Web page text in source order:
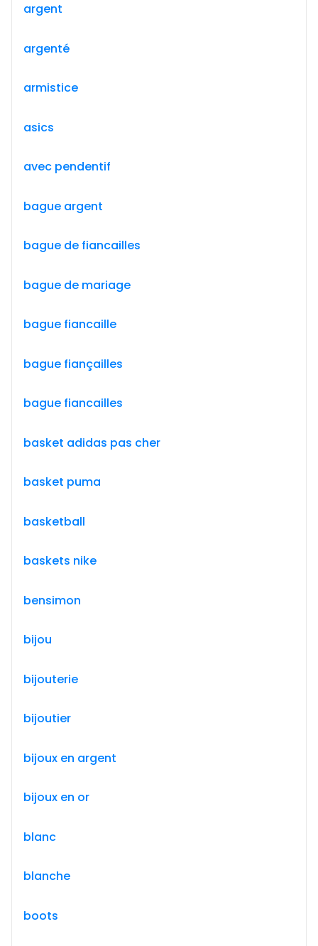
argent
argenté
armistice
asics
avec pendentif
bague argent
bague de fiancailles
bague de mariage
bague fiancaille
bague fiançailles
bague fiancailles
basket adidas pas cher
basket puma
basketball
baskets nike
bensimon
bijou
bijouterie
bijoutier
bijoux en argent
bijoux en or
blanc
blanche
boots